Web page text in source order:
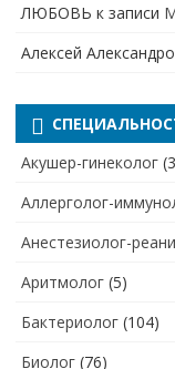
ЛЮБОВЬ к записи
Алексей
Акушер-гинеколог
Аллерголог-
Анестезиолог-
Аритмолог (5)
Бактериолог (104)
Биолог (76)